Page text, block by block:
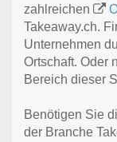
zahlreichen
Takeaway.ch.
Unternehmen
Ortschaft. Oder
Bereich dieser
Benötigen Sie
der Branche